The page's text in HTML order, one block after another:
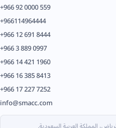
+966 92 0000 559
+966114964444
+966 12 691 8444
+966 3 889 0997
+966 14 421 1960
+966 16 385 8413
+966 17 227 7252
info@smacc.com